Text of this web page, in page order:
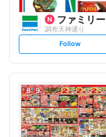
ファミリーマート
調布天神通り
s
t
l
o
w
Follow